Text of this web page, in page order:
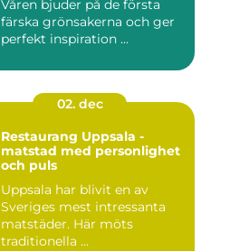
Våren bjuder på de första
färska grönsakerna och ger
perfekt inspiration ...
02. dec
Restaurang Uppsala -
matstad med personlighet
och puls
Uppsala har blivit en av
Sveriges mest intressanta
matstäder. Här möts
traditionella ...